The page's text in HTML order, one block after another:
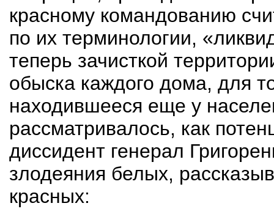
красному командованию
по их терминологии,
теперь зачисткой
обыска каждого дома, для
находившееся еще у
рассматривалось, как
диссидент генерал
злодеяния белых,
красных: